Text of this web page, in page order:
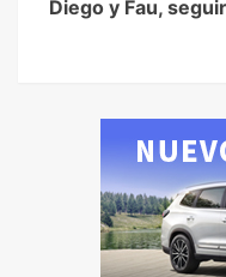
Diego y Fau,